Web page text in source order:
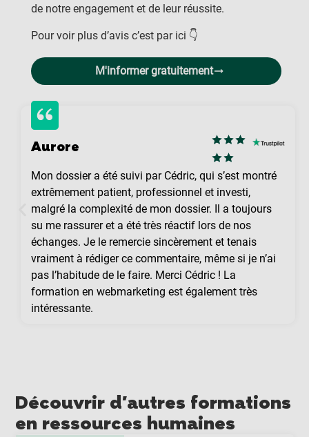
de notre engagement et de leur réussite.
Pour voir plus d’avis c’est par ici 👇
M'informer gratuitement
Aurore
Mon dossier a été suivi par Cédric, qui s’est montré
extrêmement patient, professionnel et investi,
malgré la complexité de mon dossier. Il a toujours
su me rassurer et a été très réactif lors de nos
échanges. Je le remercie sincèrement et tenais
vraiment à rédiger ce commentaire, même si je n’ai
pas l’habitude de le faire. Merci Cédric ! La
formation en webmarketing est également très
intéressante.
Découvrir d'autres formations
en ressources humaines